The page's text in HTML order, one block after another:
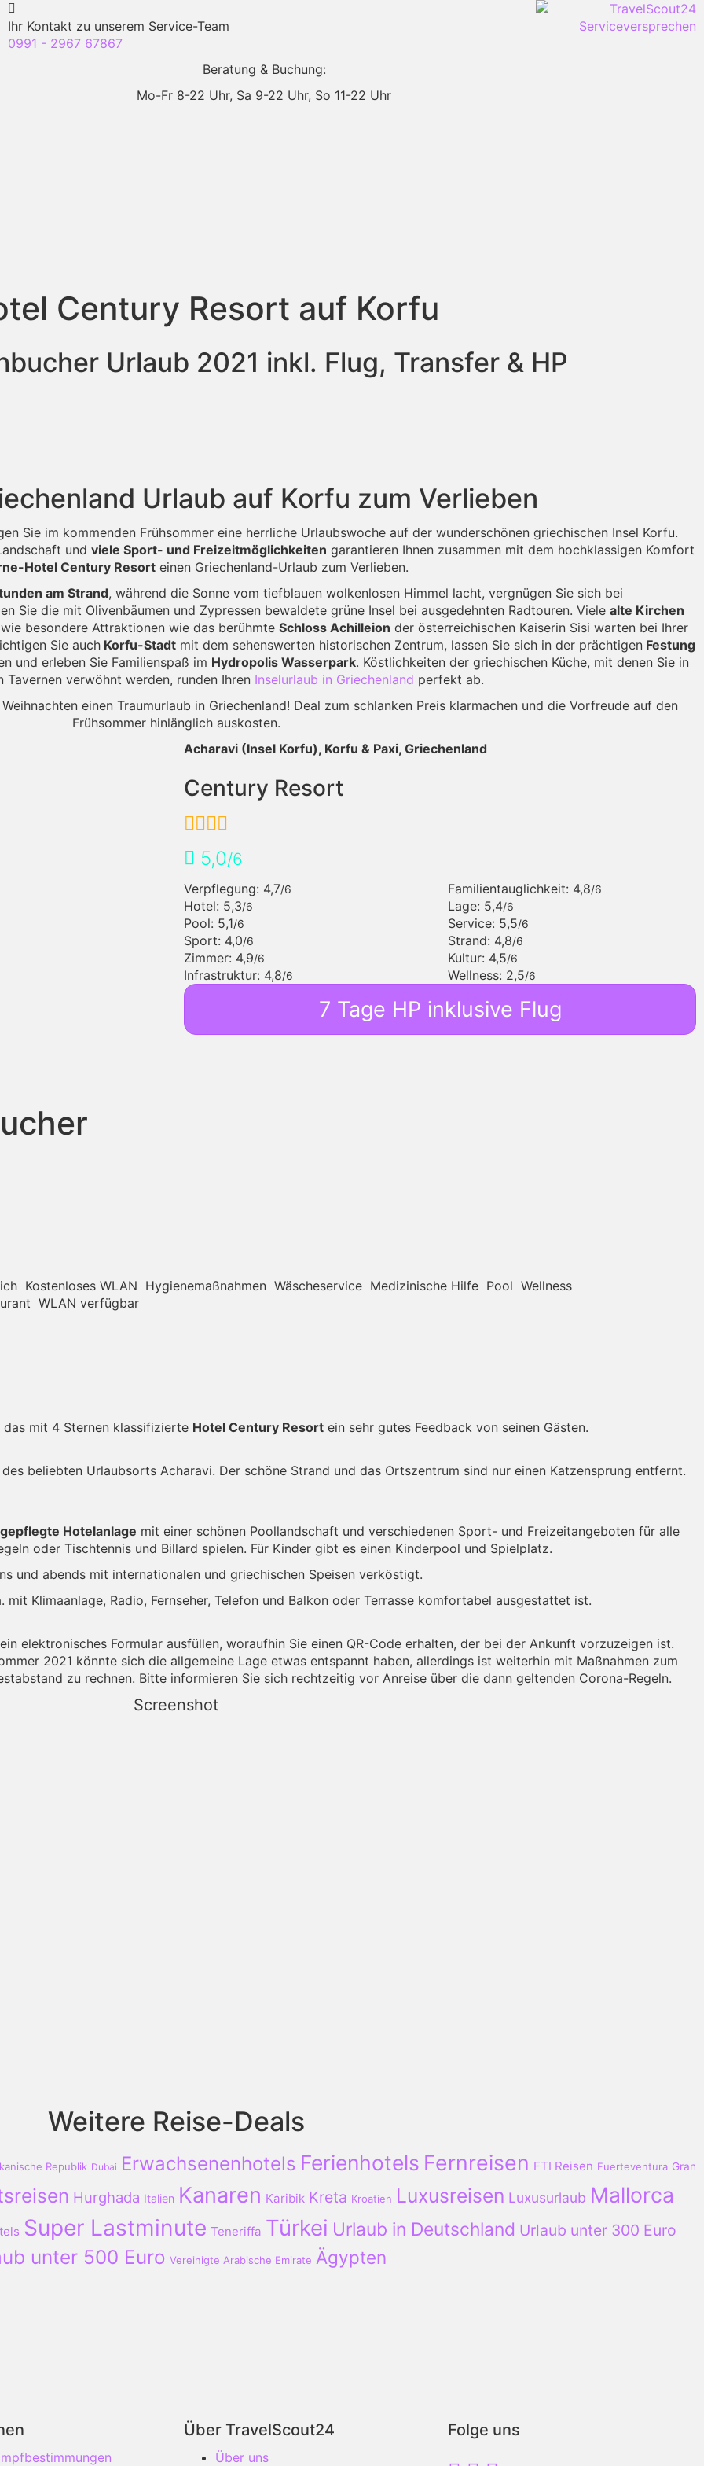
Ihr Kontakt zu unserem Service-Team
0991 - 2967 67867
Beratung & Buchung:
Mo-Fr 8-22 Uhr, Sa 9-22 Uhr, So 11-22 Uhr
Century Resort auf Korfu
Urlaub 2021 inkl. Flug, Transfer & HP
Urlaub auf Korfu zum Verlieben
Sie im kommenden Frühsommer eine herrliche Urlaubswoche auf der wunderschönen griechischen Insel Korfu.
und viele Sport- und Freizeitmöglichkeiten garantieren Ihnen zusammen mit dem hochklassigen Komfort
Hotel Century Resort einen Griechenland-Urlaub zum Verlieben.
am Strand, während die Sonne vom tiefblauen wolkenlosen Himmel lacht, vergnügen Sie sich bei
Sie die mit Olivenbäumen und Zypressen bewaldete grüne Insel bei ausgedehnten Radtouren. Viele alte Kirchen
besondere Attraktionen wie das berühmte Schloss Achilleion der österreichischen Kaiserin Sisi warten bei Ihrer
Sie auch Korfu-Stadt mit dem sehenswerten historischen Zentrum, lassen Sie sich in der prächtigen Festung
und erleben Sie Familienspaß im Hydropolis Wasserpark. Köstlichkeiten der griechischen Küche, mit denen Sie in
Tavernen verwöhnt werden, runden Ihren Inselurlaub in Griechenland perfekt ab.
einen Traumurlaub in Griechenland! Deal zum schlanken Preis klarmachen und die Vorfreude auf den
Frühsommer hinlänglich auskosten.
Acharavi (Insel Korfu), Korfu & Paxi, Griechenland
Century Resort
5,0/6
Verpflegung: 4,7/6 Familientauglichkeit: 4,8/6
Hotel: 5,3/6 Lage: 5,4/6
Pool: 5,1/6 Service: 5,5/6
Sport: 4,0/6 Strand: 4,8/6
Zimmer: 4,9/6 Kultur: 4,5/6
Infrastruktur: 4,8/6 Wellness: 2,5/6
7 Tage HP inklusive Flug
Kostenloses WLAN Hygienemaßnahmen Wäscheservice Medizinische Hilfe Pool Wellness
WLAN verfügbar
mit 4 Sternen klassifizierte Hotel Century Resort ein sehr gutes Feedback von seinen Gästen.
beliebten Urlaubsorts Acharavi. Der schöne Strand und das Ortszentrum sind nur einen Katzensprung entfernt.
gepflegte Hotelanlage mit einer schönen Poollandschaft und verschiedenen Sport- und Freizeitangeboten für alle
oder Tischtennis und Billard spielen. Für Kinder gibt es einen Kinderpool und Spielplatz.
und abends mit internationalen und griechischen Speisen verköstigt.
mit Klimaanlage, Radio, Fernseher, Telefon und Balkon oder Terrasse komfortabel ausgestattet ist.
elektronisches Formular ausfüllen, woraufhin Sie einen QR-Code erhalten, der bei der Ankunft vorzuzeigen ist.
2021 könnte sich die allgemeine Lage etwas entspannt haben, allerdings ist weiterhin mit Maßnahmen zum
zu rechnen. Bitte informieren Sie sich rechtzeitig vor Anreise über die dann geltenden Corona-Regeln.
Screenshot
Weitere Reise-Deals
Republik Dubai Erwachsenenhotels Ferienhotels Fernreisen FTI Reisen Fuerteventura Gran
Hurghada Italien Kanaren Karibik Kreta Kroatien Luxusreisen Luxusurlaub Mallorca
Super Lastminute Teneriffa Türkei Urlaub in Deutschland Urlaub unter 300 Euro
unter 500 Euro Vereinigte Arabische Emirate Ägypten
Über TravelScout24
Über uns
Folge uns